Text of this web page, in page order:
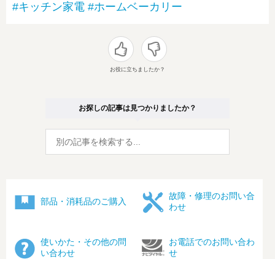
#キッチン家電 #ホームベーカリー
お役に立ちましたか？
お探しの記事は見つかりましたか？
部品・消耗品のご購入
故障・修理のお問い合
わせ
使いかた・その他の問
い合わせ
お電話でのお問い合わ
せ